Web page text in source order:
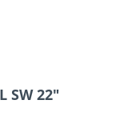
SW 22"